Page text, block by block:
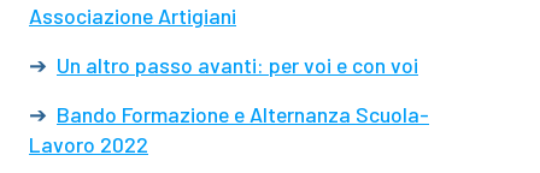
Associazione Artigiani
➔ Un altro passo avanti: per voi e con voi
➔ Bando Formazione e Alternanza Scuola-
Lavoro 2022